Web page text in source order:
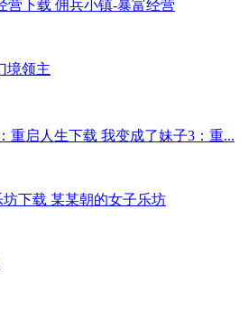
佣兵小镇-暴富经营
境领主
我变成了妹子3：重...
某某朝的女子乐坊